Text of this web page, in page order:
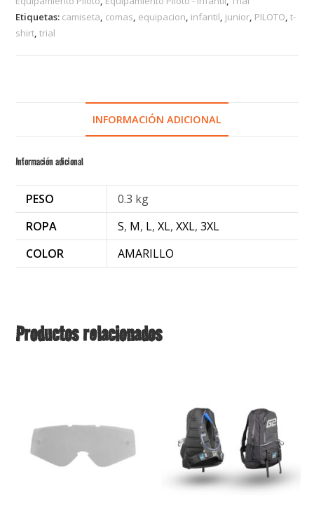
Etiquetas: camiseta, comas, equipacion, infantil, junior, PILOTO,t-
shirt,trial
INFORMACIÓN ADICIONAL
Información adicional
PESO
0.3 kg
ROPA
S, M, L,XL,XXL,3XL
COLOR
AMARILLO
Productos relacionados